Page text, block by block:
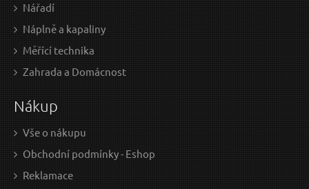
Nářadí
Náplně a kapaliny
Měřící technika
Zahrada a Domácnost
Nákup
Vše o nákupu
Obchodní podmínky - Eshop
Reklamace